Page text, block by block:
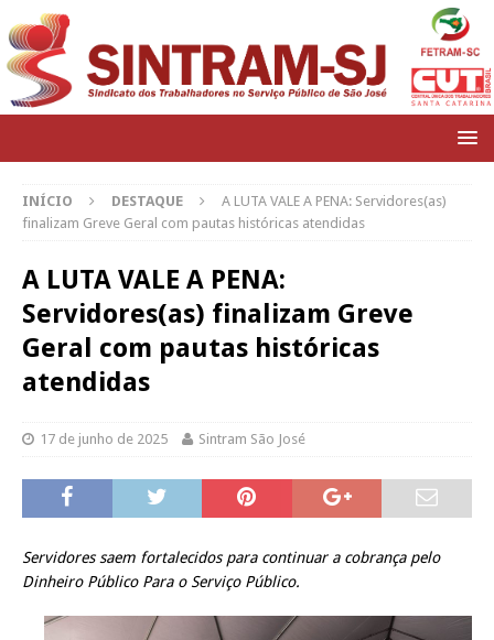
INÍCIO DESTAQUE
A LUTA VALE A PENA: Servidores(as)
finalizam Greve Geral com pautas históricas atendidas
A LUTA VALE A PENA:
Servidores(as) finalizam Greve
Geral com pautas históricas
atendidas
17 de junho de 2025 Sintram São José
Servidores saem fortalecidos para continuar a cobrança pelo
Dinheiro Público Para o Serviço Público.